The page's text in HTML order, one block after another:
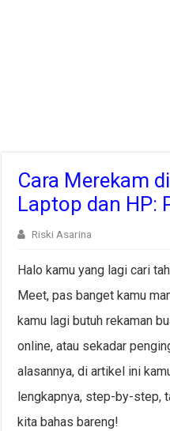
Cara Merekam
Laptop dan HP:
Riski Asarina
Halo kamu yang lagi cari
Meet, pas banget kamu
kamu lagi butuh rekaman
online, atau sekadar
alasannya, di artikel ini
lengkapnya, step-by-step,
kita bahas bareng!